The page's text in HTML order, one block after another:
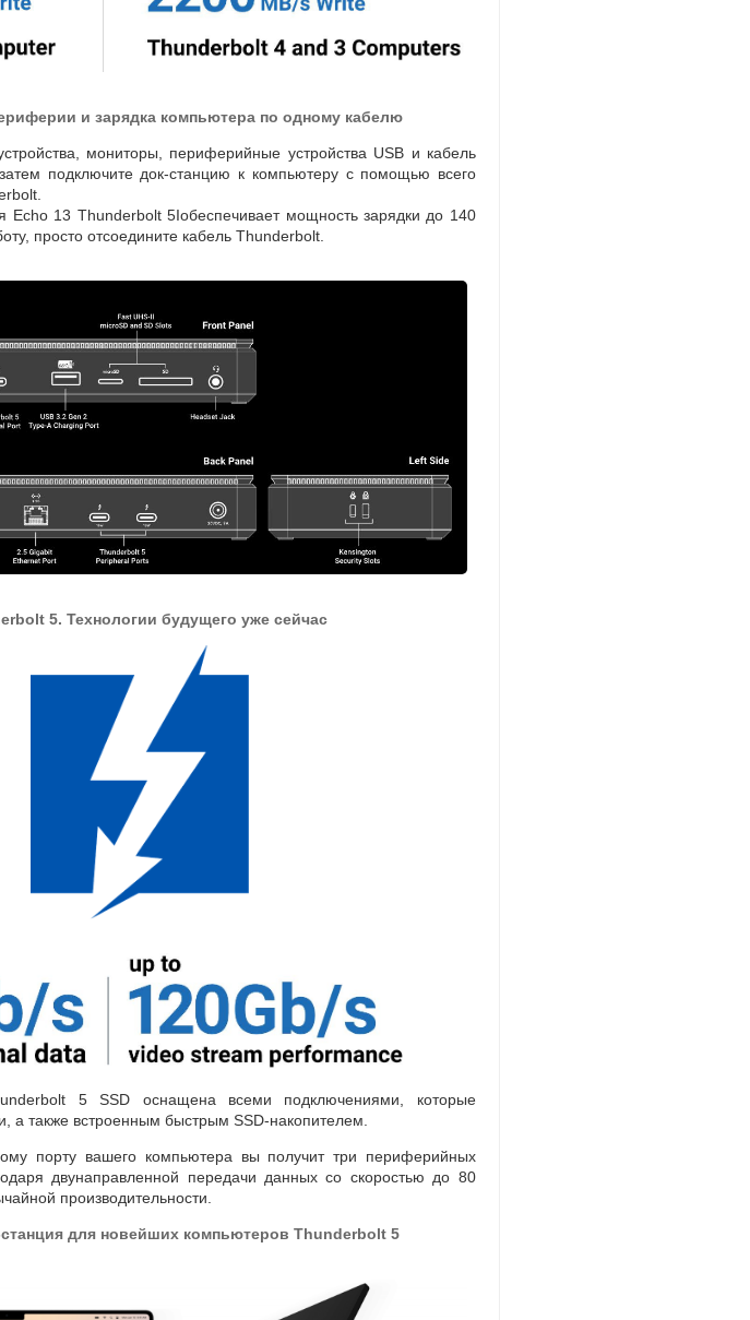
и зарядка компьютера по одному кабелю
, мониторы
периферийные устройства USB и кабель
подключите док-станцию к компьютеру с помощью всего
Echo 13 Thunderbolt 5Iобеспечивает мощность зарядки до 140
, просто отсоедините кабель Thunderbolt.
5. Технологии будущего уже сейчас
5 SSD оснащена всеми подключениями,
которые
, а также встроенным быстрымSSD-накопителем.
порту вашего компьютера вы получит три периферийных
двунаправленной передачи данных со скоростью до 80
производительности.
для новейших компьютеров Thunderbolt 5